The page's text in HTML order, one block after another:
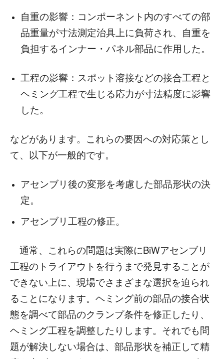
自重の影響：コンポーネント内のすべての部
品重量が寸法測定治具上に負荷され、自重を
負担するインナー・パネル部品に作用した。
工程の影響：スポット溶接などの接合工程と
ヘミング工程で生じる応力が寸法精度に影響
した。
などがあります。これらの要因への対応策とし
て、以下が一般的です。
アセンブリ後の変形を考慮した部品形状の決
定。
アセンブリ工程の修正。
通常、これらの問題は実際にBiWアセンブリ
工程のトライアウトを行うまで発見することが
できない上に、現場でさまざまな選択を迫られ
ることになります。ヘミング前の部品の接合状
態を調べて部品のクランプ条件を修正したり、
ヘミング工程を調整したりします。それでも問
題が解決しない場合は、部品形状を補正して精